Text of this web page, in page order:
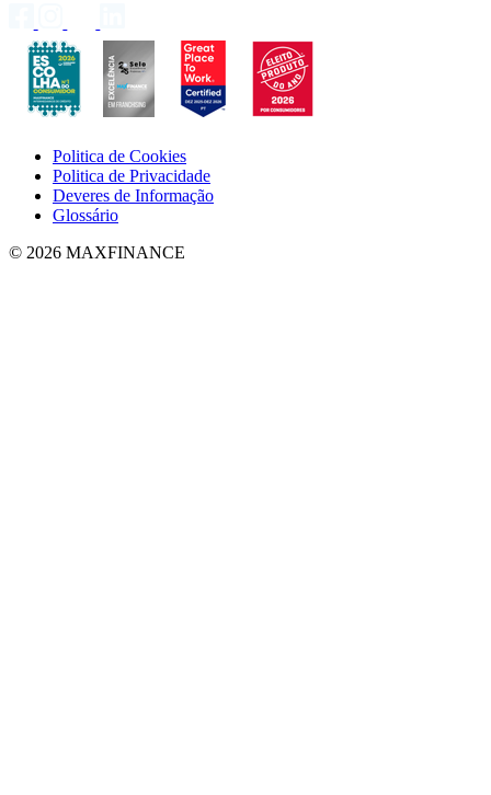
Politica de Cookies
Politica de Privacidade
Deveres de Informação
Glossário
© 2026 MAXFINANCE